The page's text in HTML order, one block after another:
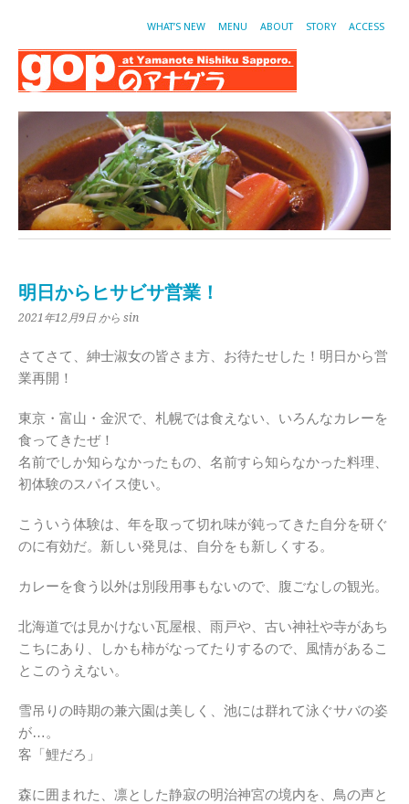
WHAT’S NEW MENU ABOUT STORY ACCESS
明日からヒサビサ営業！
2021年12月9日 から sin
さてさて、紳士淑女の皆さま方、お待たせした！明日から営
業再開！
東京・富山・金沢で、札幌では食えない、いろんなカレーを
食ってきたぜ！
名前でしか知らなかったもの、名前すら知らなかった料理、
初体験のスパイス使い。
こういう体験は、年を取って切れ味が鈍ってきた自分を研ぐ
のに有効だ。新しい発見は、自分をも新しくする。
カレーを食う以外は別段用事もないので、腹ごなしの観光。
北海道では見かけない瓦屋根、雨戸や、古い神社や寺があち
こちにあり、しかも柿がなってたりするので、風情があるこ
とこのうえない。
雪吊りの時期の兼六園は美しく、池には群れて泳ぐサバの姿
が…。
客「鯉だろ」
森に囲まれた、凛とした静寂の明治神宮の境内を、鳥の声と